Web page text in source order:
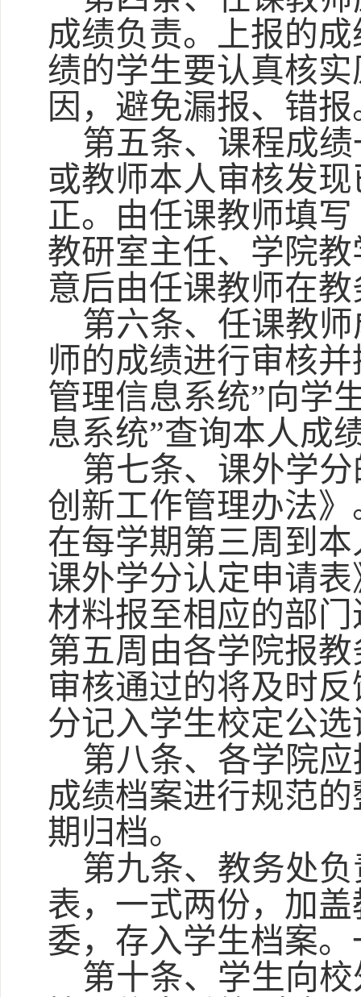
成绩负责。上报的
绩的学生要认真核
因，避免漏报、错报
第五条、课程成
或教师本人审核发
正。由任课教师填
教研室主任、学院
意后由任课教师在
第六条、任课教
师的成绩进行审核
管理信息系统”向学
息系统”查询本人成
第七条、课外学
创新工作管理办法
在每学期第三周到
课外学分认定申请
材料报至相应的部
第五周由各学院报
审核通过的将及时
分记入学生校定公
第八条、各学院
成绩档案进行规范
期归档。
第九条、教务处
表，一式两份，加
委，存入学生档案
第十条、学生向